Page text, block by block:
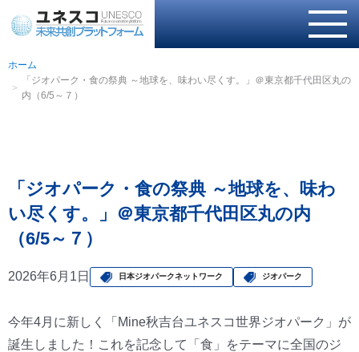
ホーム
「ジオパーク・食の祭典 ～地球を、味わい尽くす。」＠東京都千代田区丸の
内（6/5～７）
「ジオパーク・食の祭典 ～地球を、味わ
い尽くす。」＠東京都千代田区丸の内
（6/5～７）
2026年6月1日 日本ジオパークネットワーク ジオパーク
今年4月に新しく「Mine秋吉台ユネスコ世界ジオパーク」が
誕生しました！これを記念して「食」をテーマに全国のジ